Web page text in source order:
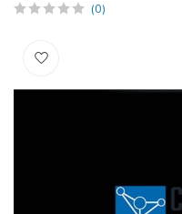
(0)